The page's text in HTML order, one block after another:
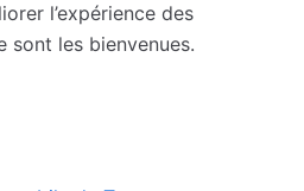
l’expérience des
sont les bienvenues.